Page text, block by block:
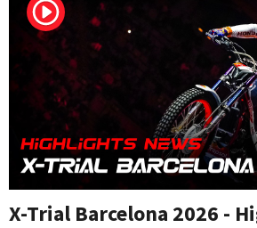
X-Trial Barcelona 2026 -